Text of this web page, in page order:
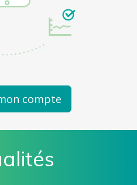
compte